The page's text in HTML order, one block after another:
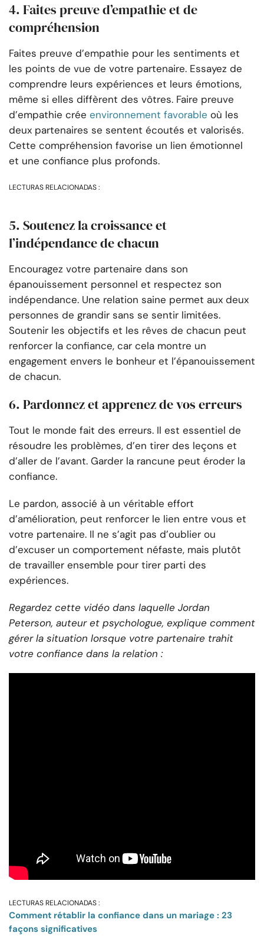
4. Faites preuve d’empathie et de
compréhension
Faites preuve d’empathie pour les sentiments et
les points de vue de votre partenaire. Essayez de
comprendre leurs expériences et leurs émotions,
même si elles diffèrent des vôtres. Faire preuve
d’empathie crée environnement favorable où les
deux partenaires se sentent écoutés et valorisés.
Cette compréhension favorise un lien émotionnel
et une confiance plus profonds.
LECTURAS RELACIONADAS :
5. Soutenez la croissance et
l’indépendance de chacun
Encouragez votre partenaire dans son
épanouissement personnel et respectez son
indépendance. Une relation saine permet aux deux
personnes de grandir sans se sentir limitées.
Soutenir les objectifs et les rêves de chacun peut
renforcer la confiance, car cela montre un
engagement envers le bonheur et l’épanouissement
de chacun.
6. Pardonnez et apprenez de vos erreurs
Tout le monde fait des erreurs. Il est essentiel de
résoudre les problèmes, d’en tirer des leçons et
d’aller de l’avant. Garder la rancune peut éroder la
confiance.
Le pardon, associé à un véritable effort
d’amélioration, peut renforcer le lien entre vous et
votre partenaire. Il ne s’agit pas d’oublier ou
d’excuser un comportement néfaste, mais plutôt
de travailler ensemble pour tirer parti des
expériences.
Regardez cette vidéo dans laquelle Jordan
Peterson, auteur et psychologue, explique comment
gérer la situation lorsque votre partenaire trahit
votre confiance dans la relation :
LECTURAS RELACIONADAS :
Comment rétablir la confiance dans un mariage : 23
façons significatives